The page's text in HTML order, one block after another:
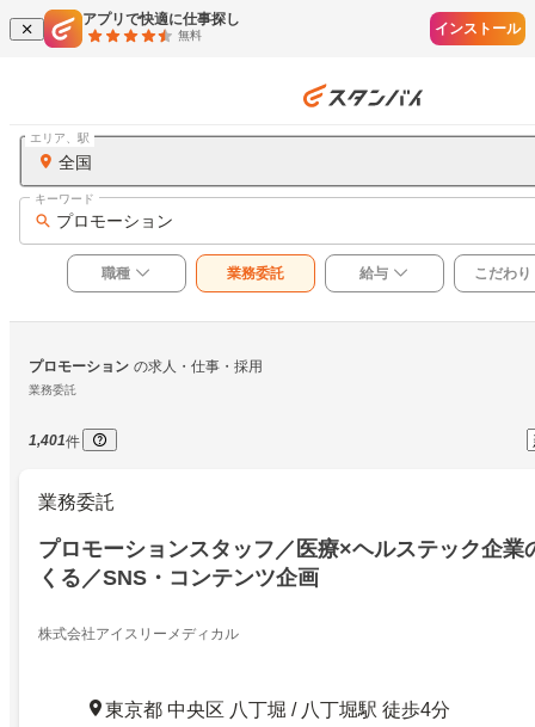
アプリで快適に仕事探し
無料 インストール
全国
エリア、駅
プロモーション
キーワード
職種 業務委託 給与 こだわり
プロモーション の求人・仕事・採用
業務委託
1,401件
業務委託
プロモーションスタッフ／医療×ヘルステック企業
くる／SNS・コンテンツ企画
株式会社アイスリーメディカル
東京都 中央区 八丁堀 / 八丁堀駅 徒歩4分